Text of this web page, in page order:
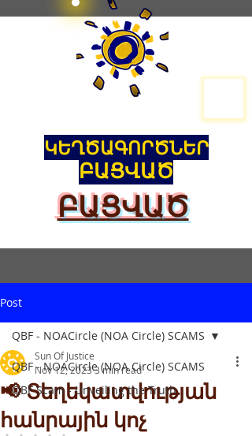
ԿԵՂԾԱԳՈՐԾՆԵՐ
ԲԱՑՎԱԾ
ԲԱՑՎԱԾ
Post
QBF - NOACircle (NOA Circle) SCAMS
QBF Scam - Unveiling the Truth
QBF - NOACircle (NOA Circle) SCAMS
📢 Տեղեկատվության
հանրային կոչ
Sun Of Justice
Nov 12, 20233 min read